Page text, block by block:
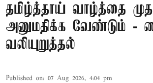
தமிழ்த்தாய் வாழ்த்தை
அனுமதிக்க வேண்டும் -
வலியுறுத்தல்
Published on: 07 Aug 2026, 4:04 pm